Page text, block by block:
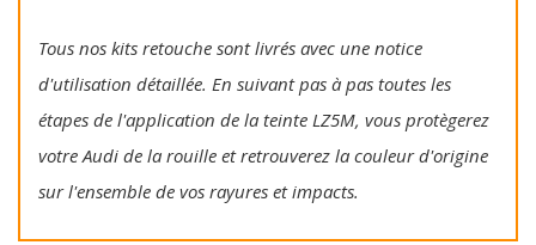
Tous nos kits retouche sont livrés avec une notice
d'utilisation détaillée. En suivant pas à pas toutes les
étapes de l'application de la teinte LZ5M, vous protègerez
votre Audi de la rouille et retrouverez la couleur d'origine
sur l'ensemble de vos rayures et impacts.